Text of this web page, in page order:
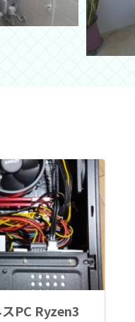
PC Ryzen3